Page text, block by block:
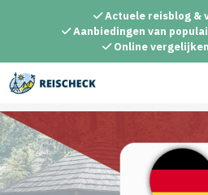
inhoud
Actuele reisblog &
Aanbiedingen van
Online